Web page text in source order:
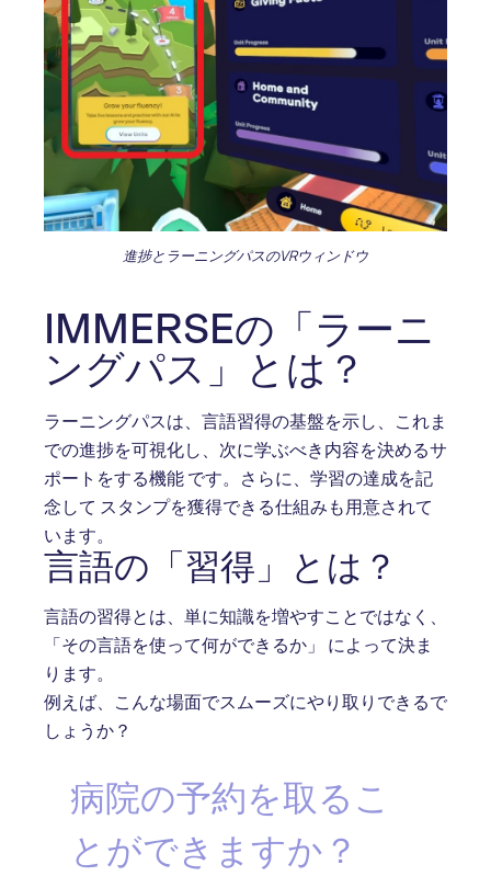
進捗とラーニングパスのVRウィンドウ
IMMERSEの「ラーニ
ングパス」とは？
ラーニングパスは、言語習得の基盤を示し、これま
での進捗を可視化し、次に学ぶべき内容を決めるサ
ポートをする機能 です。さらに、学習の達成を記
念して スタンプを獲得できる仕組みも用意されて
います。
言語の「習得」とは？
言語の習得とは、単に知識を増やすことではなく、
「その言語を使って何ができるか」 によって決ま
ります。
例えば、こんな場面でスムーズにやり取りできるで
しょうか？
病院の予約を取るこ
とができますか？